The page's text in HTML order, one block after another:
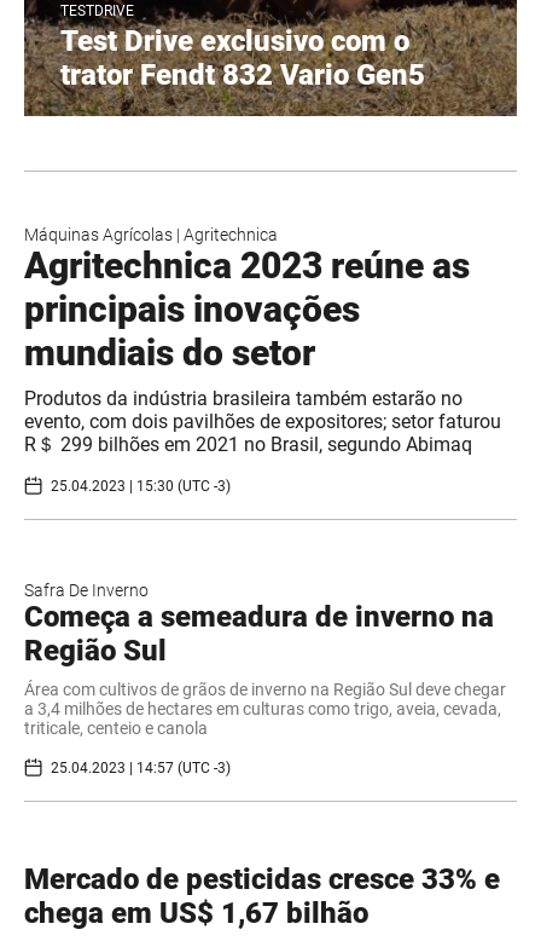
TESTDRIVE
Test Drive exclusivo com o
trator Fendt 832 Vario Gen5
Máquinas Agrícolas | Agritechnica
Agritechnica 2023 reúne as
principais inovações
mundiais do setor
Produtos da indústria brasileira também estarão no
evento, com dois pavilhões de expositores; setor faturou
R＄ 299 bilhões em 2021 no Brasil, segundo Abimaq
25.04.2023 | 15:30 (UTC -3)
Safra De Inverno
Começa a semeadura de inverno na
Região Sul
Área com cultivos de grãos de inverno na Região Sul deve chegar
a 3,4 milhões de hectares em culturas como trigo, aveia, cevada,
triticale, centeio e canola
25.04.2023 | 14:57 (UTC -3)
Mercado de pesticidas cresce 33% e
chega em US$ 1,67 bilhão